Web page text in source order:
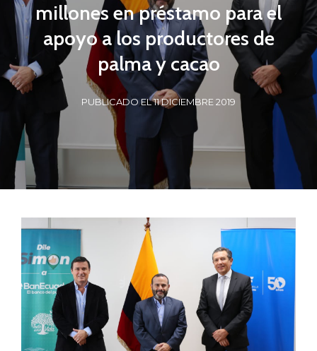
millones en préstamo para el
apoyo a los productores de
palma y cacao
PUBLICADO EL 11 DICIEMBRE 2019